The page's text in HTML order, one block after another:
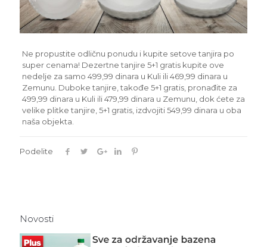
Ne propustite odličnu ponudu i kupite setove tanjira po
super cenama! Dezertne tanjire 5+1 gratis kupite ove
nedelje za samo 499,99 dinara u Kuli ili 469,99 dinara u
Zemunu. Duboke tanjire, takođe 5+1 gratis, pronađite za
499,99 dinara u Kuli ili 479,99 dinara u Zemunu, dok ćete za
velike plitke tanjire, 5+1 gratis, izdvojiti 549,99 dinara u oba
naša objekta.
Podelite
Novosti